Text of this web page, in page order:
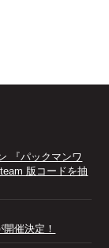
『パックマンワ
版コードを抽
催決定！